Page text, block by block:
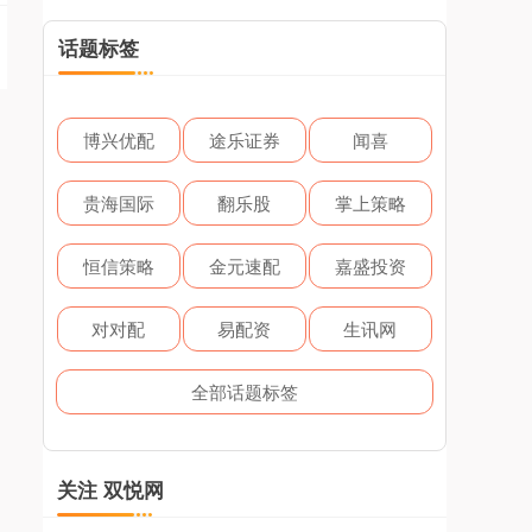
话题标签
博兴优配 途乐证券 闻喜
贵海国际 翻乐股 掌上策略
恒信策略 金元速配 嘉盛投资
对对配 易配资 生讯网
全部话题标签
关注 双悦网